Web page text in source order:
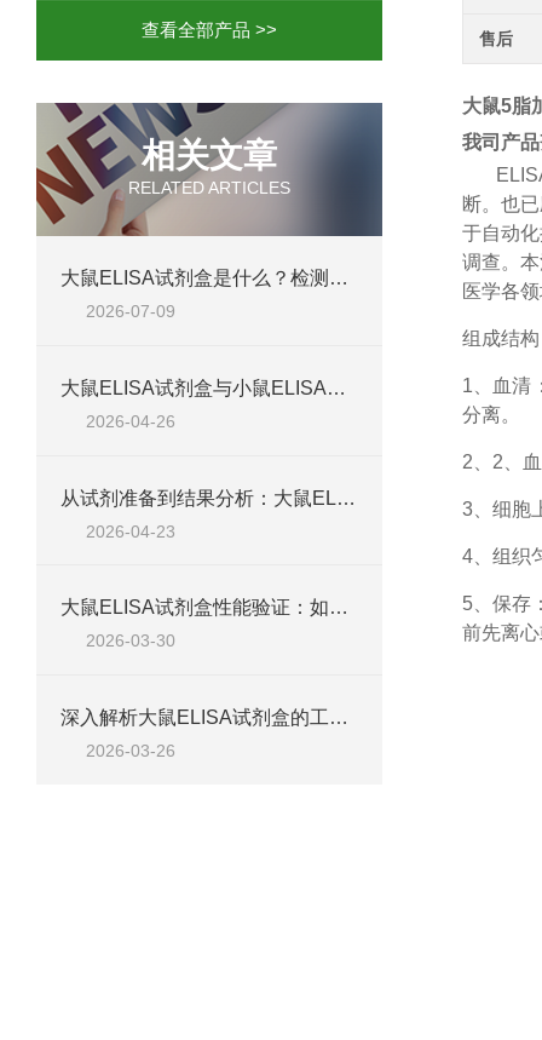
查看全部产品 >>
相关文章
RELATED ARTICLES
大鼠ELISA试剂盒是什么？检测原理、试剂盒组成与适用样本类型全解析
2026-07-09
大鼠ELISA试剂盒与小鼠ELISA试剂盒对比：检测差异、适用物种及实验场景差异化分析
2026-04-26
从试剂准备到结果分析：大鼠ELISA试剂盒操作技巧、浓度校准及实验高效完成全攻略
2026-04-23
大鼠ELISA试剂盒性能验证：如何通过检测范围、精密度、回收率等指标评估准确性
2026-03-30
深入解析大鼠ELISA试剂盒的工作原理、类型与核心试剂
2026-03-26
售后
大鼠5脂
我司产
断。也
于自动
调查。
医学各
组成结构
1、
血清
分离。
2、 2、
3、细胞
4、组织
5、保存
前先离